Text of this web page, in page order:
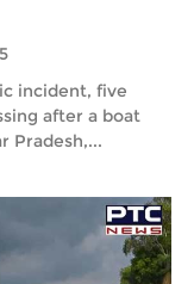
incident, five
after a boat
Pradesh,...